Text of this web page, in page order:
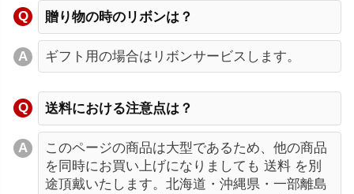
贈り物の時のリボンは？
ギフト用の場合はリボンサービスします。
送料における注意点は？
このページの商品は大型であるため、他の商品
を同時にお買い上げになりましても 送料 を別
途頂戴いたします。北海道・沖縄県・一部離島